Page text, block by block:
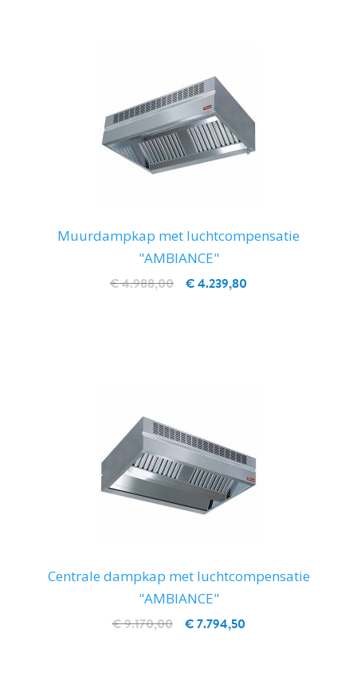
Muurdampkap met luchtcompensatie
"AMBIANCE"
€ 4.239,80
€ 4.988,00
Centrale dampkap met luchtcompensatie
"AMBIANCE"
€ 7.794,50
€ 9.170,00